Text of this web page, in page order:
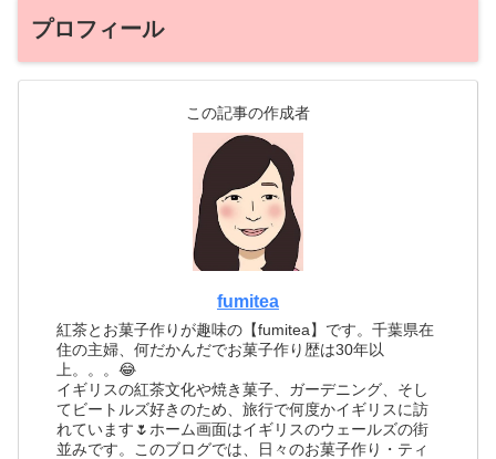
プロフィール
この記事の作成者
fumitea
紅茶とお菓子作りが趣味の【fumitea】です。千葉県在
住の主婦、何だかんだでお菓子作り歴は30年以
上。。。😂
イギリスの紅茶文化や焼き菓子、ガーデニング、そし
てビートルズ好きのため、旅行で何度かイギリスに訪
れています🌷ホーム画面はイギリスのウェールズの街
並みです。このブログでは、日々のお菓子作り・ティ